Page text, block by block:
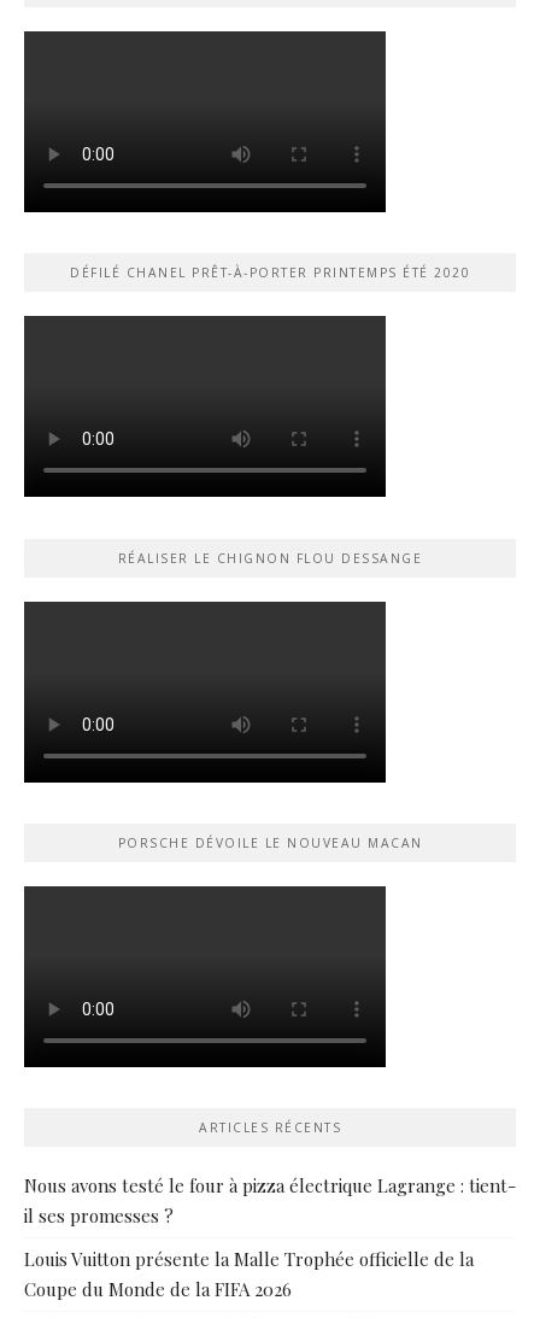
DÉFILÉ CHANEL PRÊT-À-PORTER PRINTEMPS ÉTÉ 2020
RÉALISER LE CHIGNON FLOU DESSANGE
PORSCHE DÉVOILE LE NOUVEAU MACAN
ARTICLES RÉCENTS
Nous avons testé le four à pizza électrique Lagrange : tient-
il ses promesses ?
Louis Vuitton présente la Malle Trophée officielle de la
Coupe du Monde de la FIFA 2026